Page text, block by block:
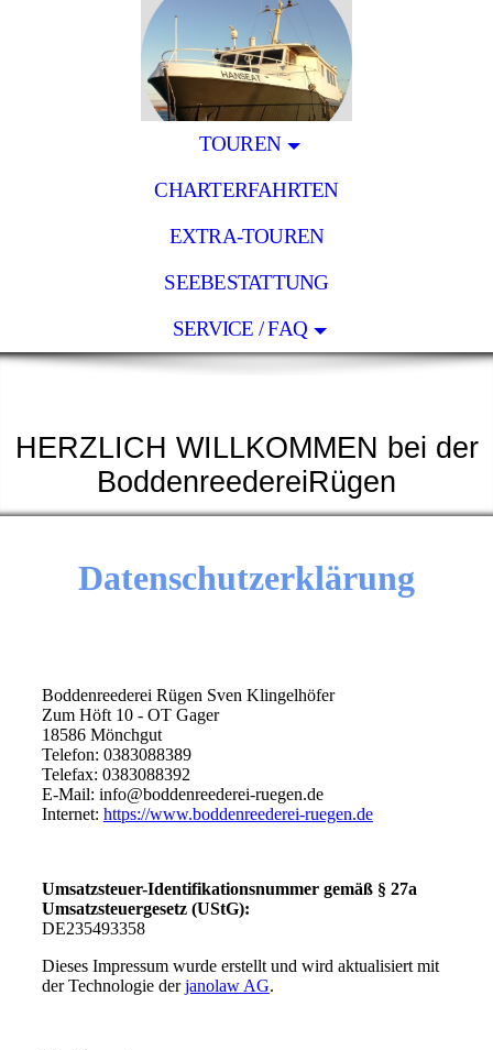
TOUREN
CHARTERFAHRTEN
EXTRA-TOUREN
SEEBESTATTUNG
SERVICE / FAQ
HERZLICH WILLKOMMEN bei der
BoddenreedereiRügen
Datenschutzerklärung
Boddenreederei Rügen Sven Klingelhöfer
Zum Höft 10 - OT Gager
18586 Mönchgut
Telefon: 0383088389
Telefax: 0383088392
E-Mail: info@boddenreederei-ruegen.de
Internet: https://www.boddenreederei-ruegen.de
Umsatzsteuer-Identifikationsnummer gemäß § 27a
Umsatzsteuergesetz (UStG):
DE235493358
Dieses Impressum wurde erstellt und wird aktualisiert mit
der Technologie derjanolaw AG.